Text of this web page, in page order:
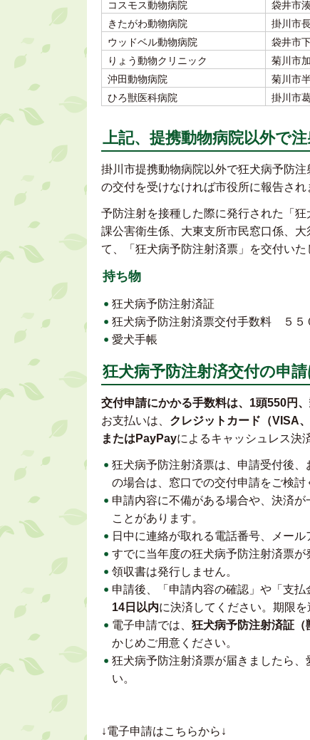
コスモス動物病院
袋井市
きたがわ動物病院
掛川市
ウッドベル動物病院
袋井市
りょう動物クリニック
菊川市
沖田動物病院
菊川市
ひろ獣医科病院
掛川市
上記、提携動物病院以外で
掛川市提携動物病院以外で狂犬病予防
の交付を受けなければ市役所に報告され
予防注射を接種した際に発行された「
課公害衛生係、大東支所市民窓口係、
て、「狂犬病予防注射済票」を交付いた
持ち物
狂犬病予防注射済証
狂犬病予防注射済票交付手数料 ５５
愛犬手帳
狂犬病予防注射済交付の申
交付申請にかかる手数料は、1頭550円、
お支払いは、 クレジットカード（VISA
またはPayPayによるキャッシュレス決
狂犬病予防注射済票は、申請受付後
の場合は、窓口での交付申請をご検討
申請内容に不備がある場合や、決済
ことがあります。
日中に連絡が取れる電話番号、メール
すでに当年度の狂犬病予防注射済票が
領収書は発行しません。
申請後、「申請内容の確認」や「支
14日以内に決済してください。期限
電子申請では、 狂犬病予防注射済証
かじめご用意ください。
狂犬病予防注射済票が届きましたら
い。
↓電子申請はこちらから↓